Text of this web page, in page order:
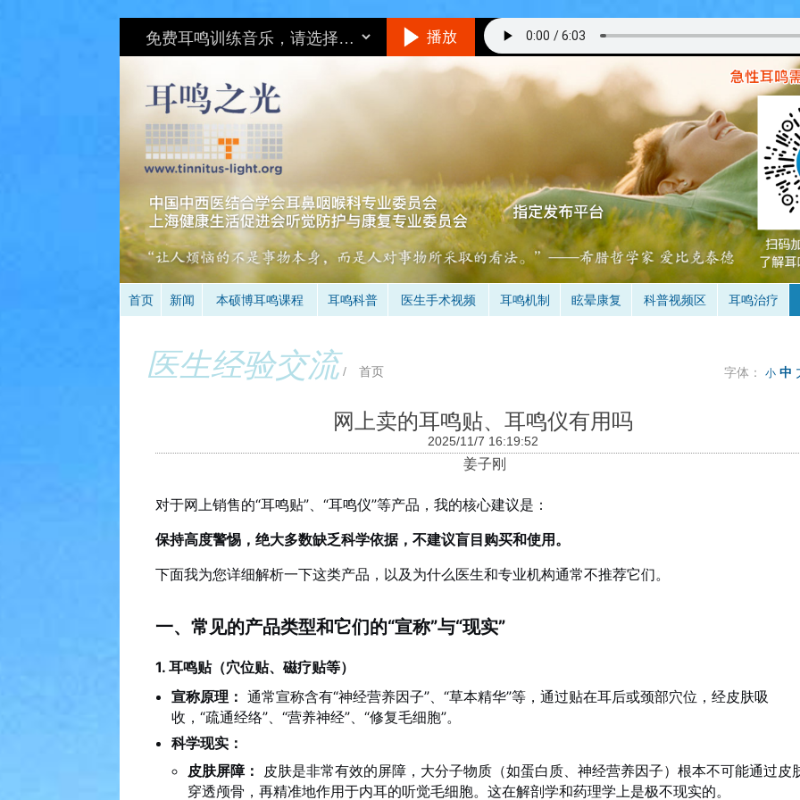
播放
听音乐的方法
在一个相对安静的地方，最好不要用插入式耳机。
与耳鸣的响度差不多，就是说你仔细听可以听到耳鸣。
不要做用脑的事情，保持全神贯注的倾听音乐，做到不去
是当耳鸣和音乐同时存在时，你只听到了音乐的声音，处于无耳鸣状态（
时间：3次/天（睡前一次最重要），多于30分钟/次，1-3个月。
首页 新闻 本硕博耳鸣课程 耳鸣科普 医生手术视频 耳鸣机制 眩晕康复 科普视频区 耳鸣治疗
医生经验交流 /首页 字体：小 中
网上卖的耳鸣贴、耳鸣仪有用吗
2025/11/7 16:19:52
姜子刚
对于网上销售的“耳鸣贴”、“耳鸣仪”等产品，我的核心建议是：
保持高度警惕，绝大多数缺乏科学依据，不建议盲目购买和使用。
下面我为您详细解析一下这类产品，以及为什么医生和专业机构通常不推荐它们。
一、常见的产品类型和它们的“宣称”与“现实”
1. 耳鸣贴（穴位贴、磁疗贴等）
宣称原理： 通常宣称含有“神经营养因子”、“草本精华”等，通过贴在耳后或颈部穴位，经皮肤吸
收，“疏通经络”、“营养神经”、“修复毛细胞”。
科学现实：
皮肤屏障：
皮肤是非常有效的屏障，大分子物质（如蛋白质、神经营养因子）根本不可能通过皮
穿透颅骨，再精准地作用于内耳的听觉毛细胞。这在解剖学和药理学上是极不现实的。